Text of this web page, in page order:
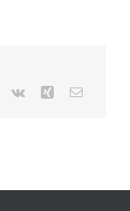
Pinterest
Vk Xing E-